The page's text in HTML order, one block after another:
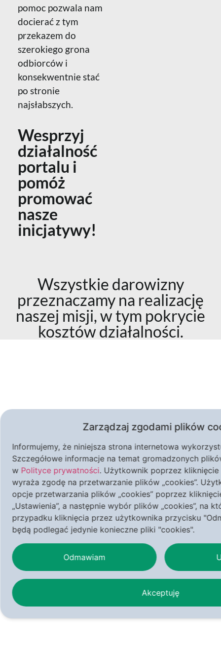
pomoc pozwala nam
docierać z tym
przekazem do
szerokiego grona
odbiorców i
konsekwentnie stać
po stronie
najsłabszych.
Wesprzyj
działalność
portalu i
pomóż
promować
nasze
inicjatywy!
Wszystkie darowizny
przeznaczamy na realizację
naszej misji, w tym pokrycie
kosztów działalności.
Cel na rok
2026:
Zebrano już:
21064.01 zł
Pozostało:
48935.99 zł
30.09%
Dziękujemy za ogromne zaangażowanie naszej
społeczności — to dzięki Państwa wsparciu w
2025 roku udało się zebrać96 690,53 zł, które
przeznaczyliśmy na szeroką promocję petycji
Zarządzaj zgodami plików
Informujemy, że niniejsza strona internetowa
Szczegółowe informacje na temat gromadzonych
w Polityce prywatności. Użytkownik poprzez kliknięcie
wyraża zgodę na przetwarzanie plików „cookies”.
opcje przetwarzania plików „cookies” poprzez
„Ustawienia”, a następnie wybór plików „cookies”, na
przypadku kliknięcia przez użytkownika przycisku
będą podlegać jedynie konieczne pliki "cookies".
Odmawiam
Akceptuję